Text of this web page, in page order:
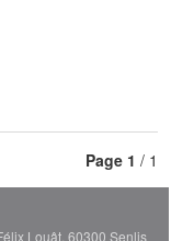
Page 1 / 1
Louât, 60300 Senlis